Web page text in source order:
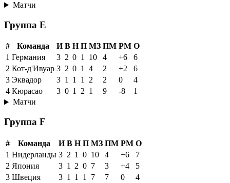
Матчи
Группа E
# Команда И В Н П МЗ ПМ РМ О
1 Германия 3 2 0 1 10 4 +6
6
2 Кот-д'Ивуар 3 2 0 1 4 2 +2
6
3 Эквадор 3 1 1 1 2 2 0
4
4 Кюрасао 3 0 1 2 1 9 -8
1
Матчи
Группа F
# Команда И В Н П МЗ ПМ РМ О
1 Нидерланды 3 2 1 0 10 4 +6
7
2 Япония 3 1 2 0 7 3 +4
5
3 Швеция 3 1 1 1 7 7 0
4